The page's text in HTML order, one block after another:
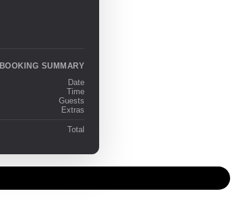
BOOKING SUMMARY
Date
Time
Guests
Extras
Total